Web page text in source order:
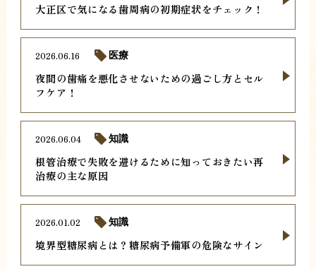
大正区で気になる歯周病の初期症状をチェック！
夜間の歯痛を悪化させないための過ごし方とセル
フケア！
2026.06.16 医療
根管治療で失敗を避けるために知っておきたい再
治療の主な原因
2026.06.04 知識
境界型糖尿病とは？糖尿病予備軍の危険なサイン
2026.01.02 知識